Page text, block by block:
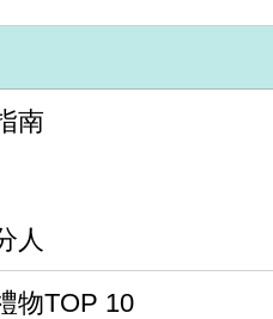
南
人
物TOP 10